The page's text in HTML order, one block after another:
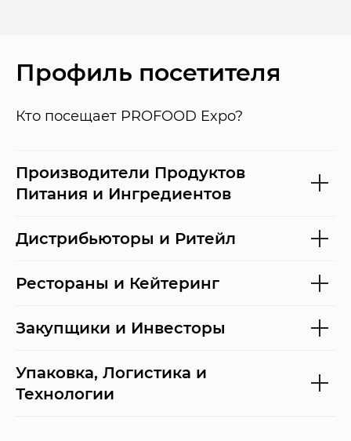
Профиль посетителя
Кто посещает PROFOOD Expo?
Производители Продуктов
Питания и Ингредиентов
Дистрибьюторы и Ритейл
Рестораны и Кейтеринг
Закупщики и Инвесторы
Упаковка, Логистика и
Технологии